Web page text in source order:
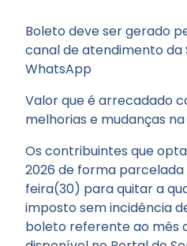
Boleto deve ser gerado
canal de atendimento da
WhatsApp
Valor que é arrecadado
melhorias e mudanças
Os contribuintes que
2026 de forma
feira(30) para quitar a
imposto sem incidência
boleto referente ao mês